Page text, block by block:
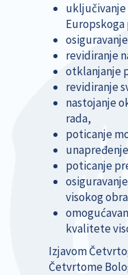
revidiranje
otklanjanje
revidiranje
nastojanje
rada,
poticanje
poticanje
visokog
kvalitete
Izjavom
Četvrtome